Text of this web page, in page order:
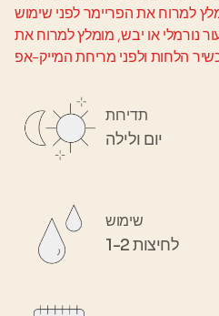
למרוח את הפריימר לפני שימוש
נורמלי או יבש, מומלץ למרוח את
תדירות
יום ולילה
שימוש
1-2 לחיצות